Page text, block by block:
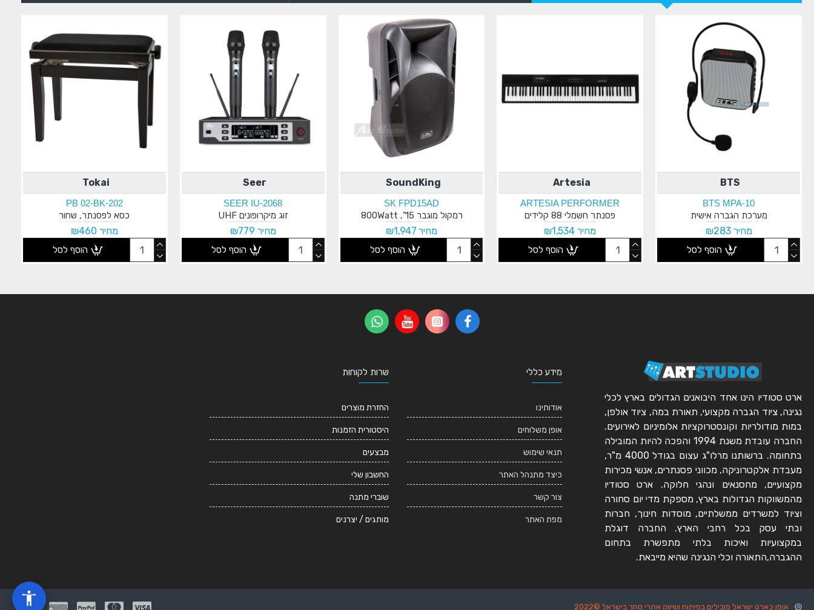
BTS
BTS MPA-10
מערכת הגברה אישית
מחיר ₪283
הוסף לסל
Artesia
ARTESIA PERFORMER
פסנתר חשמלי 88 קלידים
מחיר ₪1,534
הוסף לסל
SoundKing
SK FPD15AD
רמקול מוגבר 15", 800Watt
מחיר ₪1,947
הוסף לסל
Seer
SEER IU-2068
זוג מיקרופונים UHF
מחיר ₪779
הוסף לסל
Tokai
PB 02-BK-202
כסא לפסנתר, שחור
מחיר ₪460
הוסף לסל
ארט סטודיו הינו אחד היבואנים הגדולים בארץ לכלי
נגינה, ציוד הגברה מקצועי, תאורת במה, ציוד אולפן,
במות מודולריות וקונסטרוקציות אלומיניום לאירועים.
החברה עובדת משנת 1994 והפכה להיות המובילה
בתחומה. ברשותנו מרלו"ג עצום בגודל 4000 מ"ר,
מעבדת אלקטרוניקה, מכווני פסנתרים, אנשי מכירות
מקצועיים, מחסנאים ונהגי חלוקה. ארט סטודיו
מהמשווקות הגדולות בארץ, מספקת מדי יום סחורה
וציוד למשרדים ממשלתיים, מוסדות חינוך, חברות
ובתי עסק בכל רחבי הארץ. החברה דוגלת
במקצועיות ואיכות בלתי מתפשרת בתחום
ההגברה,התאורה וכלי הנגינה שהיא מייבאת.
מידע כללי
אודותינו
אופן משלוחים
תנאי שימוש
כיצד מתנהל האתר
צור קשר
מפת האתר
שרות לקוחות
החזרת מוצרים
היסטורית הזמנות
מבצעים
החשבון שלי
שוברי מתנה
מותגים / יצרנים
אופן כארט ישראל מובילים בפיתוח ושיווק אתרי סחר בישראל ©2022